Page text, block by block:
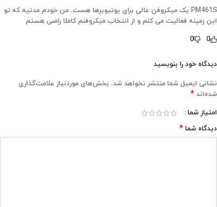
PM461S یک میکروفن عالی برای یوتیوبرها هست. من خودم مدتیه که تو
این زمینه فعالیت می کنم و از انتخاب میکروفنم کاملا راضی هستم
0
0
دیدگاه خود را بنویسید
نشانی ایمیل شما منتشر نخواهد شد. بخش‌های موردنیاز علامت‌گذاری
شده‌اند *
امتیاز شما
دیدگاه شما *